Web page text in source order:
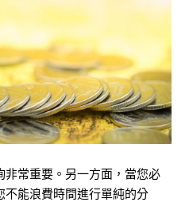
非常重要。另一方面，當您必
不能浪費時間進行單純的分